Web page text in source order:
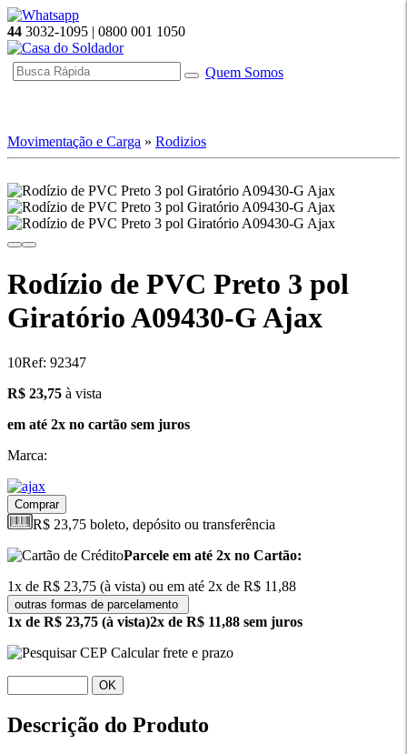
44 3032-1095 | 0800 001 1050
Quem Somos
Movimentação e Carga » Rodizios
Rodízio de PVC Preto 3 pol
Giratório A09430-G Ajax
10Ref: 92347
23.75
R$ 23,75 à vista
em até 2x no cartão sem juros
Marca:
Comprar
R$ 23,75 boleto, depósito ou transferência
Parcele em até 2x no Cartão:
1x de R$ 23,75 (à vista) ou em até 2x de R$ 11,88
outras formas de parcelamento
1x de R$ 23,75 (à vista)2x de R$ 11,88 sem juros
Calcular frete e prazo
OK
Descrição do Produto